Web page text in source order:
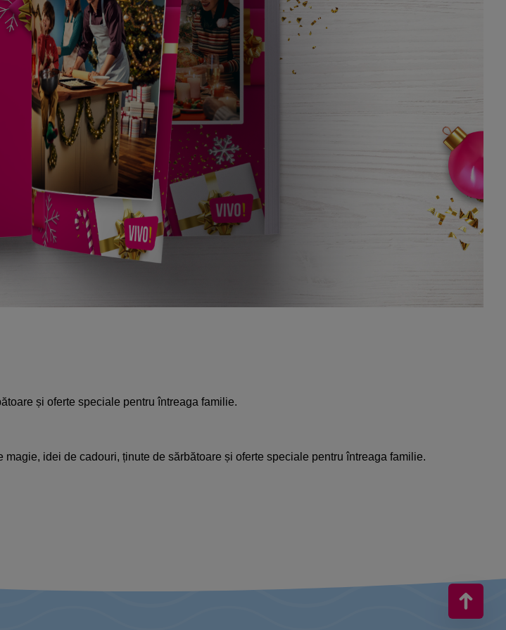
și oferte speciale pentru întreaga familie.
idei de cadouri, ținute de sărbătoare și oferte speciale pentru întreaga familie.